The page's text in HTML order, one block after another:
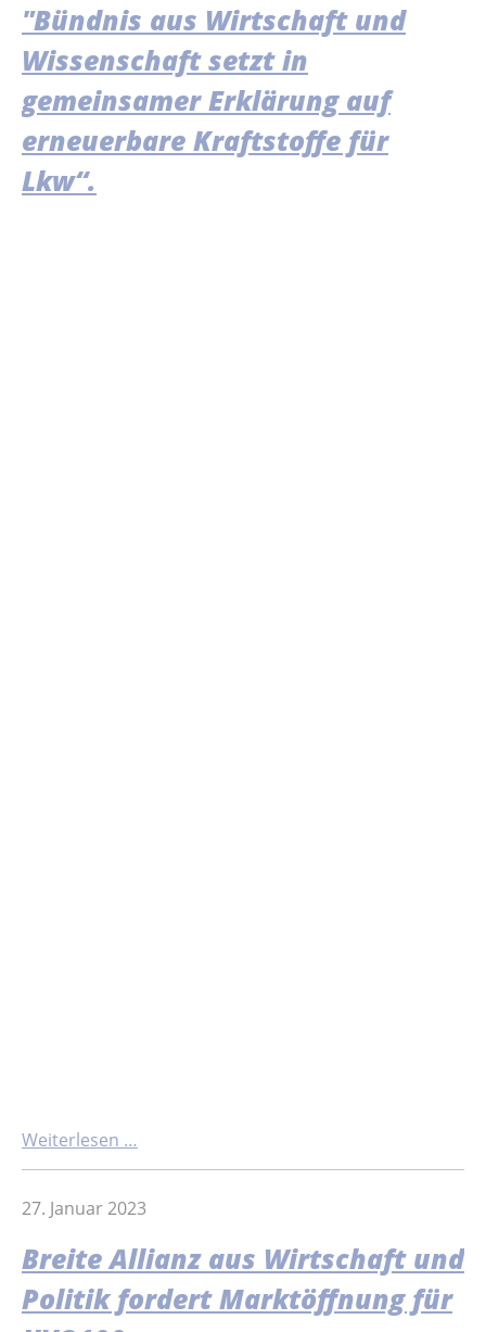
"Bündnis aus Wirtschaft und
Wissenschaft setzt in
gemeinsamer Erklärung auf
erneuerbare Kraftstoffe für
Lkw“.
Weiterlesen …
27. Januar 2023
Breite Allianz aus Wirtschaft und
Politik fordert Marktöffnung für